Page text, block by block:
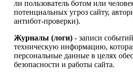
ли пользователь ботом или
потенциальных угроз сайту,
антибот-проверки).
Журналы (логи) - записи
техническую информацию,
персональные данные в целях
безопасности и работы сайта.